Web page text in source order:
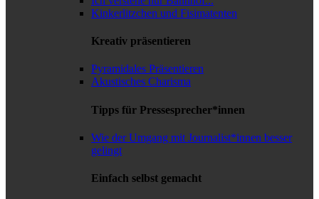
Kinkerlitzchen und Fisimatenten
Kreativ präsentieren
Pyramidales Präsentieren
Akustisches Charisma
Tipps für Pressesprecher*innen
Wie der Umgang mit Journalist*innen besser
gelingt
Einfach selbst gemacht